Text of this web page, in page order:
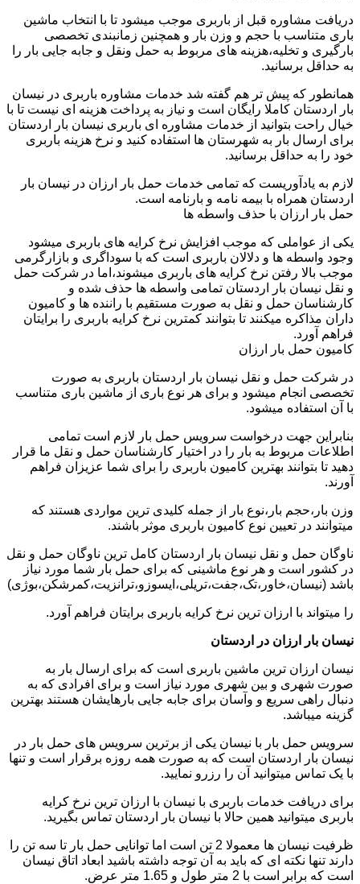
دریافت مشاوره قبل از باربری موجب میشود تا با انتخاب ماشین
باری متناسب با حجم و وزن بار و همچنین زمانبندی تخصصی
بارگیری و تخلیه،هزینه های مربوط به حمل ونقل و جابه جایی بار را
به حداقل برسانید.
همانطور که پیش تر هم گفته شد خدمات مشاوره باربری در نیسان
بار اردستان کاملا رایگان است و نیاز به پرداخت هزینه ای نیست تا با
خیال راحت بتوانید از خدمات مشاوره ای باربری نیسان بار اردستان
برای ارسال بار به شهرستان ها استفاده کنید و نرخ هزینه باربری
خود را به حداقل برسانید.
لازم به یادآوریست که تمامی خدمات حمل بار ارزان در نیسان بار
اردستان همراه با بیمه نامه و بارنامه است.
حمل بار ارزان با حذف واسطه ها
یکی از عواملی که موجب افزایش نرخ کرایه های باربری میشود
وجود واسطه ها و دلالان باربری است که با سوداگری و بازارگرمی
موجب بالا رفتن نرخ کرایه های باربری میشوند،اما در شرکت حمل
و نقل نیسان بار اردستان تمامی واسطه ها حذف شده و
کارشناسان حمل و نقل به صورت مستقیم با راننده ها و کامیون
داران مذاکره میکنند تا بتوانند کمترین نرخ کرایه باربری را برایتان
فراهم آورد.
کامیون حمل بار ارزان
در شرکت حمل و نقل نیسان بار اردستان باربری به صورت
تخصصی انجام میشود و برای هر نوع باری از ماشین باری متناسب
با آن استفاده میشود.
بنابراین جهت درخواست سرویس حمل بار لازم است تمامی
اطلاعات مربوط به بار را در اختیار کارشناسان حمل و نقل ما قرار
دهید تا بتوانند بهترین کامیون باربری را برای شما عزیزان فراهم
آورند.
وزن بار،حجم بار،نوع بار از جمله کلیدی ترین مواردی هستند که
میتوانند در تعیین نوع کامیون باربری موثر باشند.
ناوگان حمل و نقل نیسان بار اردستان کامل ترین ناوگان حمل و نقل
در کشور است و هر نوع ماشینی که برای حمل بار شما مورد نیاز
باشد (نیسان،خاور،تک،جفت،تریلی،ایسوزو،ترانزیت،کمرشکن،بوژی)
را میتواند با ارزان ترین نرخ کرایه باربری برایتان فراهم آورد.
نیسان بار ارزان در اردستان
نیسان ارزان ترین ماشین باربری است که برای ارسال بار به
صورت شهری و بین شهری مورد نیاز است و برای افرادی که به
دنبال راهی سریع و وآسان برای جابه جایی بارهایشان هستند بهترین
گزینه میباشد.
سرویس حمل بار با نیسان یکی از برترین سرویس های حمل بار در
نیسان بار اردستان است که به صورت همه روزه برقرار است و تنها
با یک تماس میتوانید آن را رزرو نمایید.
برای دریافت خدمات باربری با نیسان با ارزان ترین نرخ کرایه
باربری میتوانید همین حالا با نیسان بار اردستان تماس بگیرید.
ظرفیت نیسان ها معمولا 2 تن است اما توانایی حمل بار تا سه تن را
دارند تنها نکته ای که باید به آن توجه داشته باشید ابعاد اتاق نیسان
است که برابر است با 2 متر طول و 1.65 متر عرض.